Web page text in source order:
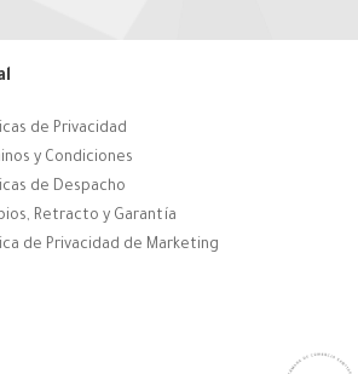
de Privacidad
y Condiciones
de Despacho
Retracto y Garantía
de Privacidad de Marketing